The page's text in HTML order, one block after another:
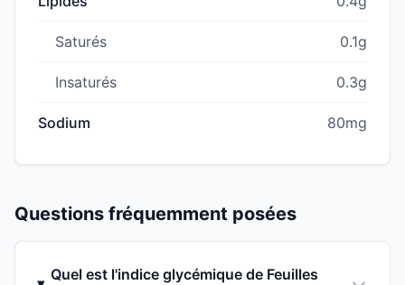
Saturés 0.1g
Insaturés 0.3g
Sodium 80mg
Questions fréquemment posées
Quel est l'indice glycémique de Feuilles